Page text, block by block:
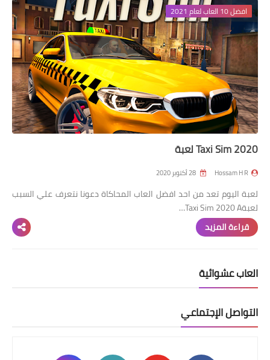
افضل 10 العاب لعام 2021
Taxi Sim 2020 لعبة
Hossam H R
لعبة اليوم تعد من احد افضل العاب المحاكاة دعونا نتعرف علي السبب
لعبةTaxi Sim 2020 A…
قراءة المزيد
العاب عشوائية
التواصل الإجتماعي